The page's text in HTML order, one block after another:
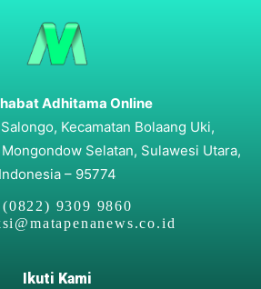
Adhitama Online
Kecamatan Bolaang Uki,
Selatan, Sulawesi Utara,
Indonesia – 95774
(0822) 9309 9860
Ikuti Kami